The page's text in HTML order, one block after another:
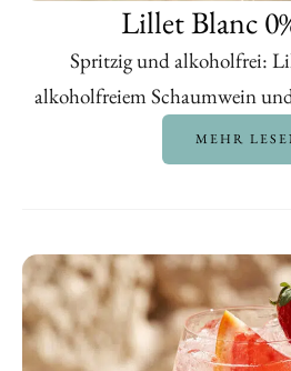
Lillet Blanc
Spritzig und alkoholfrei:
alkoholfreiem Schaumwein
MEHR